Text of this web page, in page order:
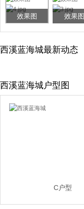
效果图 效果图
西溪蓝海城最新动态
西溪蓝海城户型图
C户型